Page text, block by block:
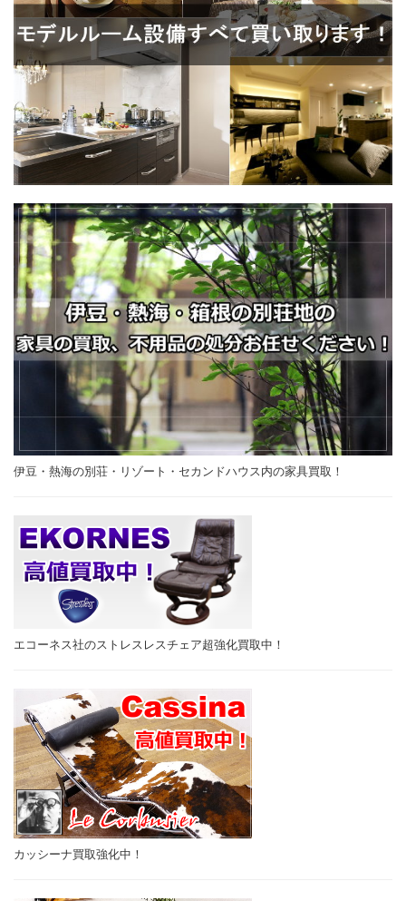
伊豆・熱海の別荘・リゾート・セカンドハウス内の家具買取！
エコーネス社のストレスレスチェア超強化買取中！
カッシーナ買取強化中！